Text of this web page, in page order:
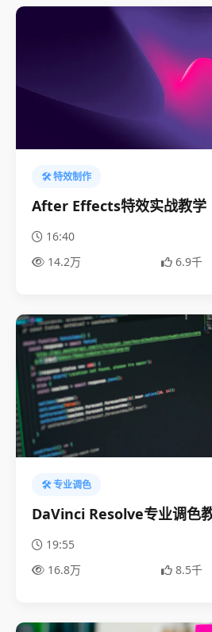
🛠️ 特效制作
After Effects特效实战教学
16:40
14.2万
6.9千
🛠️ 专业调色
DaVinci Resolve专业调色
19:55
16.8万
8.5千